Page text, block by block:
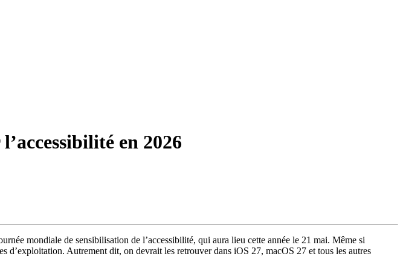
en 2026
mondiale de sensibilisation de l’accessibilité, qui aura lieu cette année le 21 mai. Même si
d’exploitation. Autrement dit, on devrait les retrouver dans iOS 27, macOS 27 et tous les autres